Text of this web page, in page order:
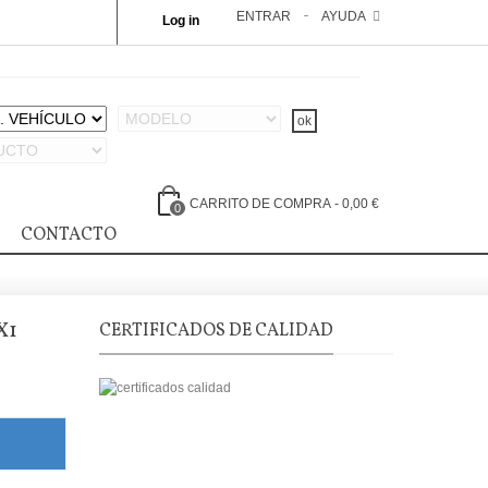
AYUDA
ENTRAR
Log in
0 CARRITO DE COMPRA - 0,00 €
CONTACTO
CERTIFICADOS DE CALIDAD